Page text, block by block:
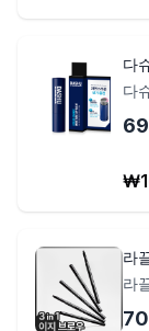
다
다
69
₩
라
라
70